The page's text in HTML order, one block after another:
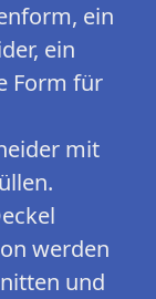
ein
ein
Form für
mit
werden
und